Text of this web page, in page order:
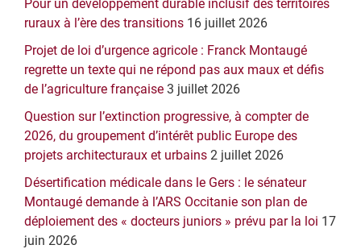
principale
Pour un développement durable inclusif des territoires
ruraux à l’ère des transitions 16 juillet 2026
Projet de loi d’urgence agricole : Franck Montaugé
regrette un texte qui ne répond pas aux maux et défis
de l’agriculture française 3 juillet 2026
Question sur l’extinction progressive, à compter de
2026, du groupement d’intérêt public Europe des
projets architecturaux et urbains 2 juillet 2026
Désertification médicale dans le Gers : le sénateur
Montaugé demande à l’ARS Occitanie son plan de
déploiement des « docteurs juniors » prévu par la loi 17
juin 2026